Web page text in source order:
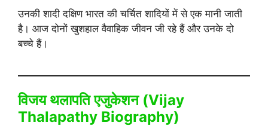
उनकी शादी दक्षिण भारत की चर्चित शादियों में से एक मानी जाती
है। आज दोनों खुशहाल वैवाहिक जीवन जी रहे हैं और उनके दो
बच्चे हैं।
विजय थलापति एजुकेशन (Vijay
Thalapathy Biography)